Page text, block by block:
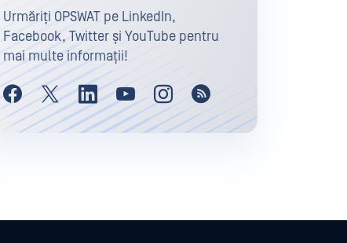
Urmăriți OPSWAT pe LinkedIn,
Facebook, Twitter și YouTube pentru
mai multe informații!